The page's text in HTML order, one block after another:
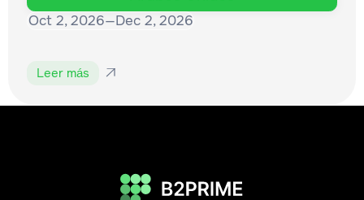
Oct 2, 2026—Dec 2, 2026
Leer más 